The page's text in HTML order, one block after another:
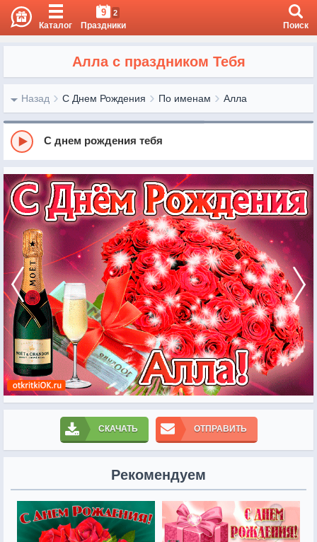
Каталог
9 2
Праздники Поиск
Алла с праздником Тебя
Назад С Днем Рождения По именам Алла
С днем рождения тебя
СКАЧАТЬ ОТПРАВИТЬ
Рекомендуем